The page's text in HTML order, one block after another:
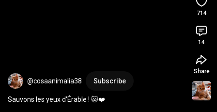
@cosaanimalia38 Subscribe
Sauvons les yeux d'Érable ! 🐱❤️
714
14
Share